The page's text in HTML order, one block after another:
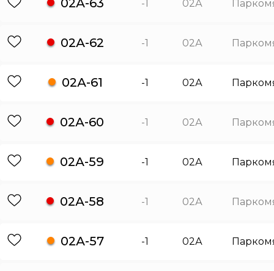
02А-63 -1 02А
02А-62 -1 02А
02А-61 -1 02А
02А-60 -1 02А
02А-59 -1 02А
02А-58 -1 02А
02А-57 -1 02А